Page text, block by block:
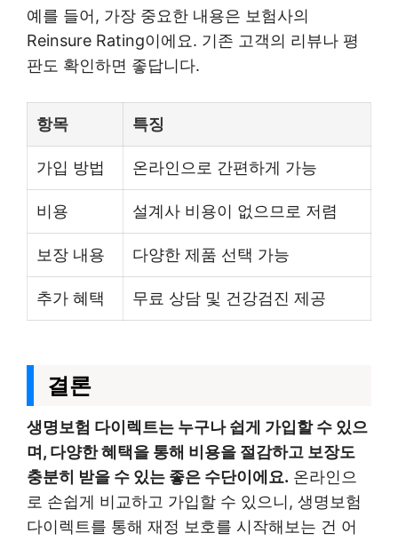
예를 들어, 가장 중요한 내용은 보험사의
Reinsure Rating이에요. 기존 고객의 리뷰나 평
판도 확인하면 좋답니다.
항목 특징
가입 방법 온라인으로 간편하게 가능
비용 설계사 비용이 없으므로 저렴
보장 내용 다양한 제품 선택 가능
추가 혜택 무료 상담 및 건강검진 제공
결론
생명보험 다이렉트는 누구나 쉽게 가입할 수 있으
며, 다양한 혜택을 통해 비용을 절감하고 보장도
충분히 받을 수 있는 좋은 수단이에요. 온라인으
로 손쉽게 비교하고 가입할 수 있으니, 생명보험
다이렉트를 통해 재정 보호를 시작해보는 건 어